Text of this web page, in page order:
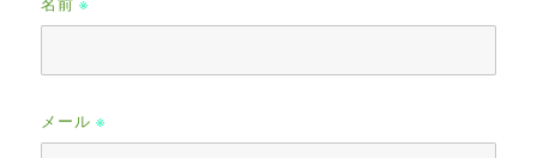
名前※
メール※